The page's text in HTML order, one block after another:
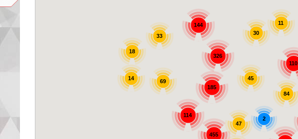
110
326
455
185
33
144
69
114
18
11
84
45
47
30
14
2